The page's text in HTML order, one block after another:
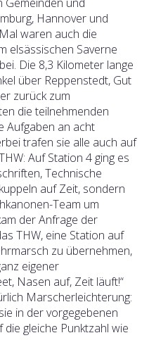
Hannover und
waren auch die
elsässischen Saverne
Die 8,3 Kilometer lange
über Reppenstedt, Gut
zurück zum
die teilnehmenden
Aufgaben an acht
trafen sie alle auch auf
Auf Station 4 ging es
Technische
auf Zeit, sondern
Team um
der Anfrage der
THW, eine Station auf
zu übernehmen,
eigener
Nasen auf, Zeit läuft!“
Marscherleichterung:
in der vorgegebenen
gleiche Punktzahl wie